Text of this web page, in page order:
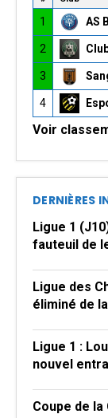
1 AS
2
3
4
Voir
DERNIÈRES
Ligue 1
fauteuil de
Ligue des
éliminé de
Ligue 1 :
nouvel
Coupe de la